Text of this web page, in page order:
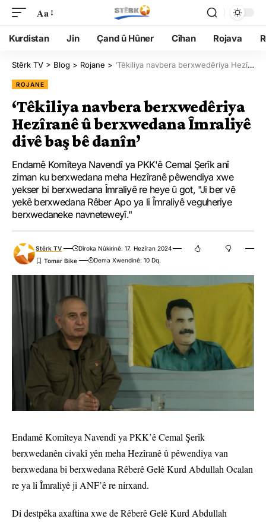
Aa
Kurdistan Jin Çand û Hûner Cîhan Rojava
Stêrk TV > Blog > Rojane > ‘Têkiliya navbera berxwedêriya Hezîranê û berxwedana Îmraliyê divê baş bê danîn’
ROJANE
‘Têkiliya navbera berxwedêriya
Hezîranê û berxwedana Îmraliyê
divê baş bê danîn’
Endamê Komîteya Navendî ya PKK'ê Cemal Şerîk anî
ziman ku berxwedana meha Hezîranê pêwendiya xwe
yekser bi berxwedana Îmraliyê re heye û got, "Ji ber vê
yekê berxwedana Rêber Apo ya li Îmraliyê veguheriye
berxwedaneke navneteweyî."
Stêrk TV
Dîroka Nûkirinê: 17. Hezîran 2024
Dema Xwendinê: 10 Dq.
Endamê Komîteya Navendî ya PKK’ê Cemal Şerîk
berxwedanên civakî yên meha Hezîranê û pêwendiya van
berxwedana bi berxwedana Rêberê Gelê Kurd Abdullah Ocalan
re ya li Îmraliyê ji ANF’ê re nirxand.
Di destpêka axaftina xwe de Rêberê Gelê Kurd Abdullah